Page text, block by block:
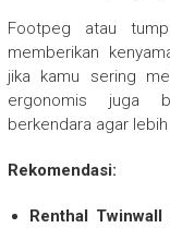
Footpeg atau
memberikan
jika kamu sering
ergonomis juga
berkendara agar
Rekomendasi:
Renthal Twinwall